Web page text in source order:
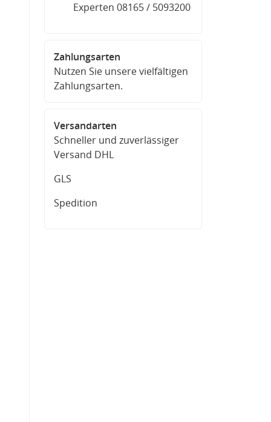
Experten 08165 / 5093200
Zahlungsarten
Nutzen Sie unsere vielfältigen
Zahlungsarten.
Versandarten
Schneller und zuverlässiger
Versand DHL
GLS
Spedition